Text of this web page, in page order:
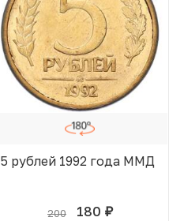
5 рублей 1992 года ММД
200 180 руб.
В КОРЗИНЕ